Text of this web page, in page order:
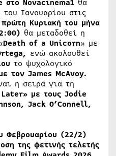
Novacinema1 θα
Ιανουαρίου στις
Κυριακή του μήνα
θα μεταδοθεί η
Death of a Unicorn​» με
ενώ ακολουθεί
το ψυχολογικό
τον James McAvoy.
η σειρά για τη
με τους Jodie
Jack O’Connell,
Φεβρουαρίου (22/2)
της φετινής τελετής